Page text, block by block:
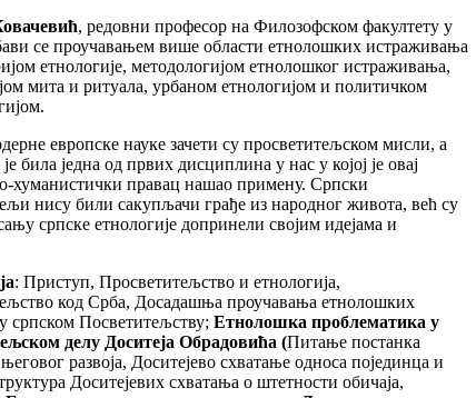
, редовни професор на Филозофском факултету у
се проучавањем више области етнолошких истраживања
етнологије, методологијом етнолошког истраживања,
мита и ритуала, урбаном етнологијом и политичком
европске науке зачети су просветитељском мисли, а
је била једна од првих дисциплина у нас у којој је овај
хуманистички правац нашао примену. Српски
нису били сакупљачи грађе из народног живота, већ су
српске етнологије допринели својим идејама и
: Приступ, Просветитељство и етнологија,
код Срба, Досадашња проучавања етнолошких
српском Посветитељству; Етнолошка проблематика у
делу Доситеја Обрадовића (Питање постанка
развоја, Доситејево схватање односа појединца и
Доситејевих схватања о штетности обичаја,